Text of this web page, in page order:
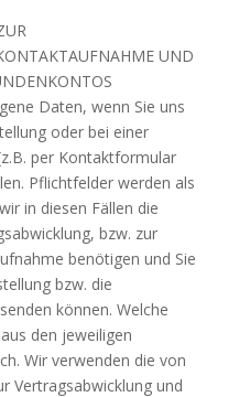
UND
Daten, wenn Sie uns
oder bei einer
per Kontaktformular
Pflichtfelder werden als
in diesen Fällen die
bzw. zur
benötigen und Sie
bzw. die
können. Welche
den jeweiligen
Wir verwenden die von
Vertragsabwicklung und